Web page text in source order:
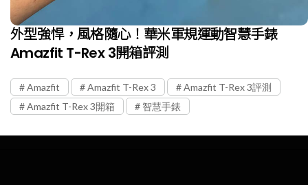
外型強悍，風格隨心！華米軍規運動智慧手錶
Amazfit T-Rex 3開箱評測
Amazfit Amazfit T-Rex 3
Amazfit T-Rex 3評測
Amazfit T-Rex 3開箱
智慧手錶